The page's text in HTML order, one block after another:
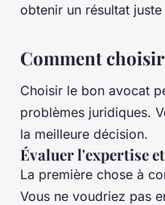
obtenir un résultat
Comment
Choisir le bon avocat
problèmes juridiques.
la meilleure décision.
Évaluer l'expertise
La première chose à
Vous ne voudriez pas